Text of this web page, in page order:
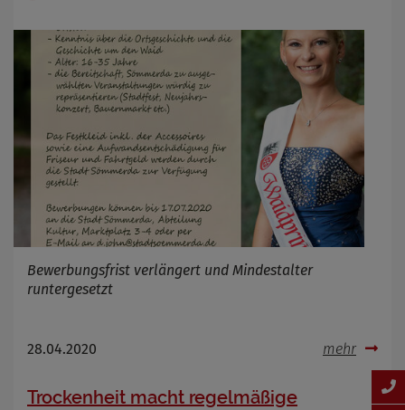
Bewerbungsfrist verlängert und Mindestalter
runtergesetzt
28.04.2020 mehr
Trockenheit macht regelmäßige